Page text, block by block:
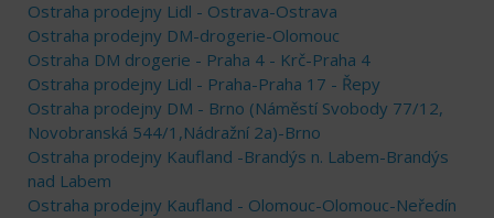
Ostraha prodejny Lidl - Ostrava-Ostrava
Ostraha prodejny DM-drogerie-Olomouc
Ostraha DM drogerie - Praha 4 - Krč-Praha 4
Ostraha prodejny Lidl - Praha-Praha 17 - Řepy
Ostraha prodejny DM - Brno (Náměstí Svobody 77/12,
Novobranská 544/1,Nádražní 2a)-Brno
Ostraha prodejny Kaufland -Brandýs n. Labem-Brandýs
nad Labem
Ostraha prodejny Kaufland - Olomouc-Olomouc-Neředín